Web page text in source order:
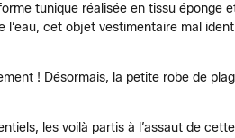
tunique réalisée en tissu éponge
cet objet vestimentaire mal
! Désormais, la petite robe de
les voilà partis à l’assaut de